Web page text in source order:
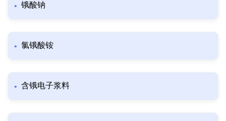
锇酸钠
氯锇酸铵
含锇电子浆料